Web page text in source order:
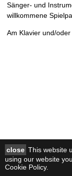
Sänger- und
willkommene
Am Klavier und/
close This website
using our website
Cookie Policy.